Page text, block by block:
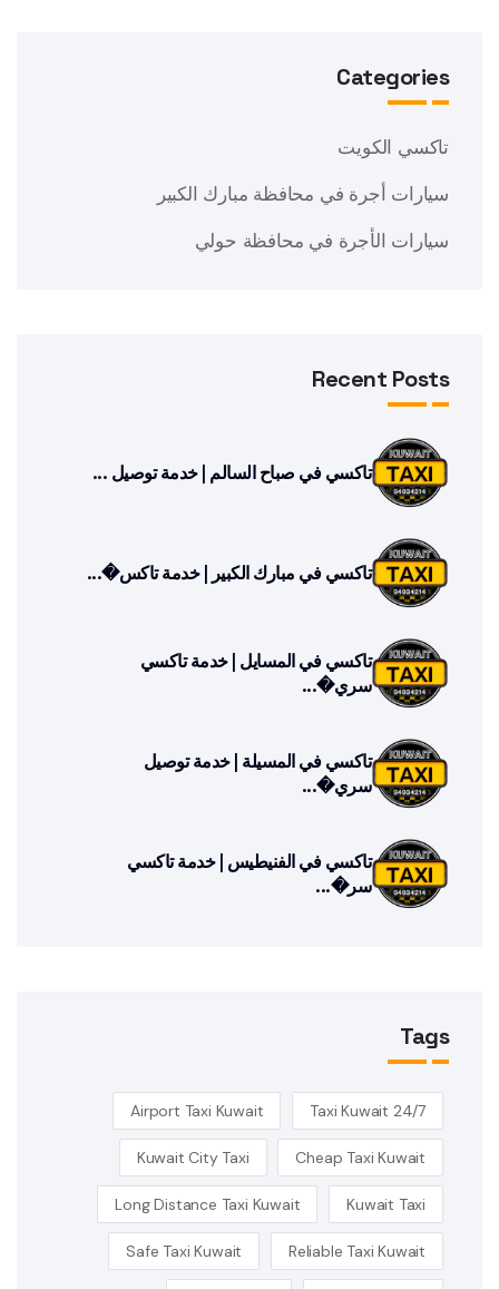
Categories
تاكسي الكويت
سيارات أجرة في محافظة مبارك الكبير
سيارات الأجرة في محافظة حولي
Recent Posts
تاكسي في صباح السالم | خدمة توصيل ...
تاكسي في مبارك الكبير | خدمة تاكس�...
تاكسي في المسايل | خدمة تاكسي
سري�...
تاكسي في المسيلة | خدمة توصيل
سري�...
تاكسي في الفنيطيس | خدمة تاكسي
سر�...
Tags
24/7 Taxi Kuwait
Airport Taxi Kuwait
Cheap Taxi Kuwait
Kuwait City Taxi
Kuwait Taxi
Long Distance Taxi Kuwait
Reliable Taxi Kuwait
Safe Taxi Kuwait